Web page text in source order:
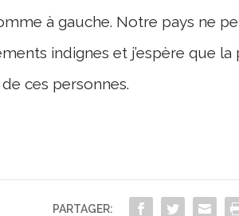
à gauche. Notre pays ne
indignes et j’espère que
ces personnes.
PARTAGER: